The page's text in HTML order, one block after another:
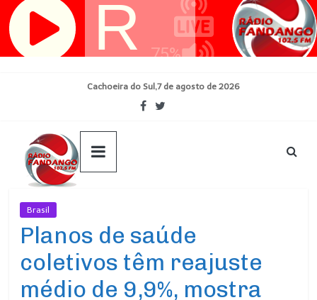
Pular
para
Cachoeira do Sul,7 de agosto de 2026
Brasil
Planos de saúde
coletivos têm reajuste
médio de 9,9%, mostra